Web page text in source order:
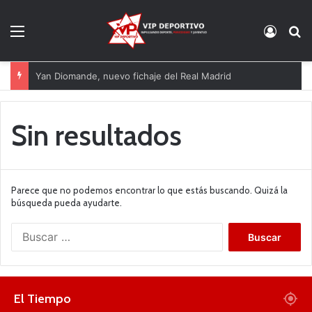
Yan Diomande, nuevo fichaje del Real Madrid
Sin resultados
Parece que no podemos encontrar lo que estás buscando. Quizá la
búsqueda pueda ayudarte.
El Tiempo